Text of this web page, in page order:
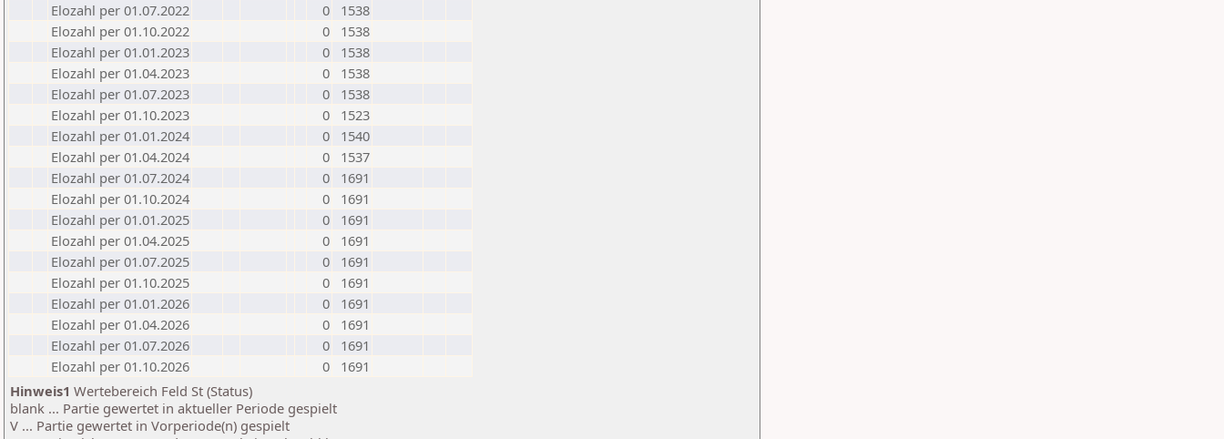
Elozahl per 01.07.2022
0
1538
Elozahl per 01.10.2022
0
1538
Elozahl per 01.01.2023
0
1538
Elozahl per 01.04.2023
0
1538
Elozahl per 01.07.2023
0
1538
Elozahl per 01.10.2023
0
1523
Elozahl per 01.01.2024
0
1540
Elozahl per 01.04.2024
0
1537
Elozahl per 01.07.2024
0
1691
Elozahl per 01.10.2024
0
1691
Elozahl per 01.01.2025
0
1691
Elozahl per 01.04.2025
0
1691
Elozahl per 01.07.2025
0
1691
Elozahl per 01.10.2025
0
1691
Elozahl per 01.01.2026
0
1691
Elozahl per 01.04.2026
0
1691
Elozahl per 01.07.2026
0
1691
Elozahl per 01.10.2026
0
1691
Hinweis1 Wertebereich Feld St (Status)
blank ... Partie gewertet in aktueller Periode gespielt
V ... Partie gewertet in Vorperiode(n) gespielt